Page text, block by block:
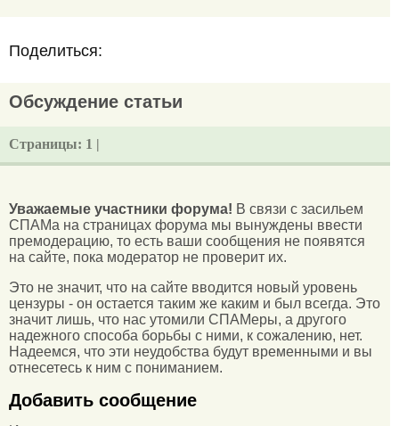
Поделиться:
Обсуждение статьи
Страницы: 1 |
Уважаемые участники форума! В связи с засильем
СПАМа на страницах форума мы вынуждены ввести
премодерацию, то есть ваши сообщения не появятся
на сайте, пока модератор не проверит их.
Это не значит, что на сайте вводится новый уровень
цензуры - он остается таким же каким и был всегда. Это
значит лишь, что нас утомили СПАМеры, а другого
надежного способа борьбы с ними, к сожалению, нет.
Надеемся, что эти неудобства будут временными и вы
отнесетесь к ним с пониманием.
Добавить сообщение